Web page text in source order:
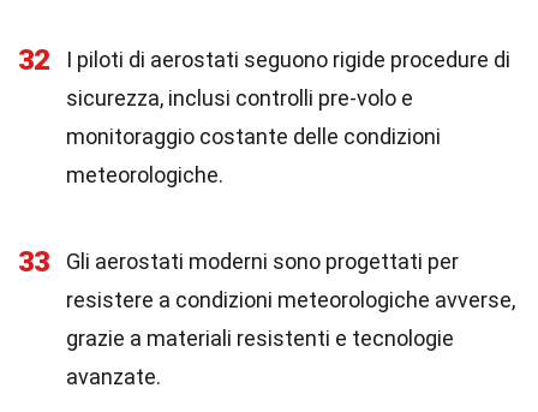
32
I piloti di aerostati seguono rigide procedure di
sicurezza, inclusi controlli pre-volo e
monitoraggio costante delle condizioni
meteorologiche.
33
Gli aerostati moderni sono progettati per
resistere a condizioni meteorologiche avverse,
grazie a materiali resistenti e tecnologie
avanzate.